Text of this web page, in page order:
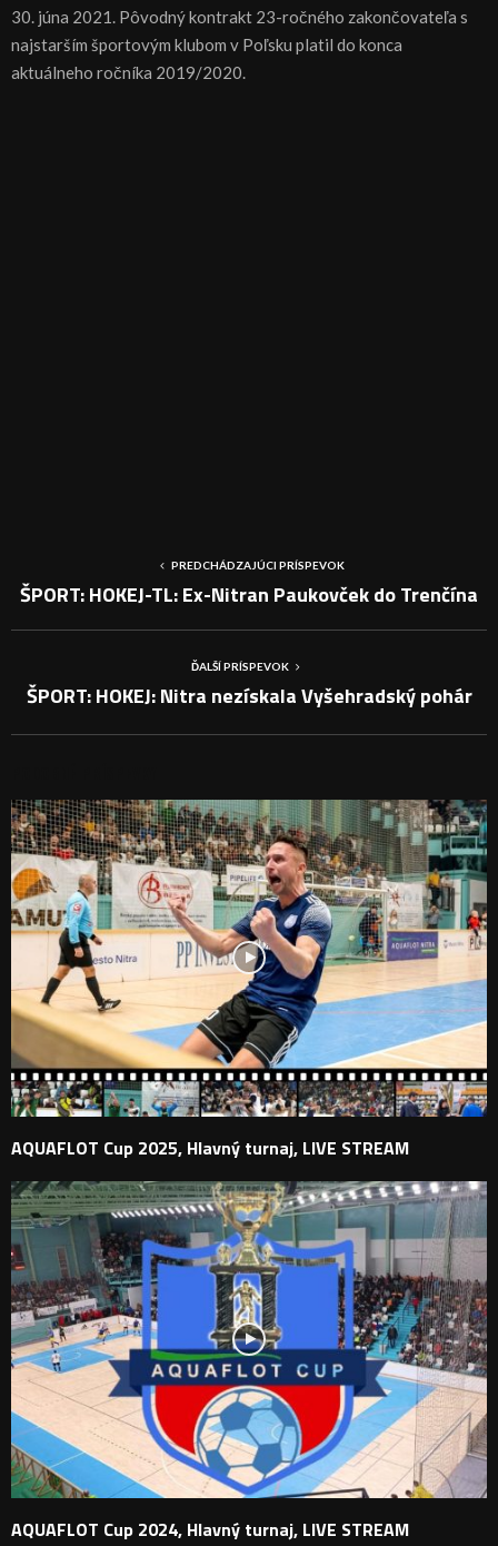
30. júna 2021. Pôvodný kontrakt 23-ročného zakončovateľa s
najstarším športovým klubom v Poľsku platil do konca
aktuálneho ročníka 2019/2020.
PREDCHÁDZAJÚCI PRÍSPEVOK
ŠPORT: HOKEJ-TL: Ex-Nitran Paukovček do Trenčína
ĎALŠÍ PRÍSPEVOK
ŠPORT: HOKEJ: Nitra nezískala Vyšehradský pohár
AQUAFLOT Cup 2025, Hlavný turnaj, LIVE STREAM
AQUAFLOT Cup 2024, Hlavný turnaj, LIVE STREAM